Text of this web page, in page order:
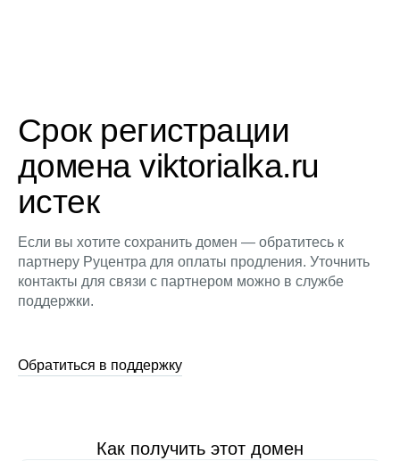
Срок регистрации
домена viktorialka.ru
истек
Если вы хотите сохранить домен — обратитесь к
партнеру Руцентра для оплаты продления. Уточнить
контакты для связи с партнером можно в службе
поддержки.
Обратиться в поддержку
Как получить этот домен